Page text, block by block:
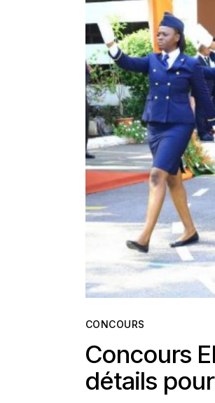
Blog
Contact
CONCOURS
Concours
détails